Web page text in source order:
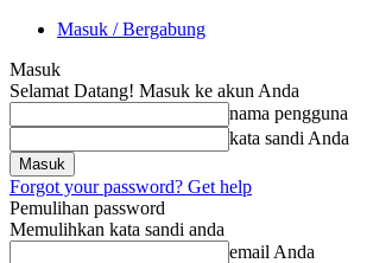
Masuk / Bergabung
Masuk
Selamat Datang! Masuk ke akun Anda
nama pengguna
kata sandi Anda
Forgot your password? Get help
Pemulihan password
Memulihkan kata sandi anda
email Anda